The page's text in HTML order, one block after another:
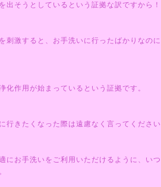
出そうとしているという証拠な訳ですから！
刺激すると、お手洗いに行ったばかりなの
化作用が始まっているという証拠です。
行きたくなった際は遠慮なく言ってください
にお手洗いをご利用いただけるように、い